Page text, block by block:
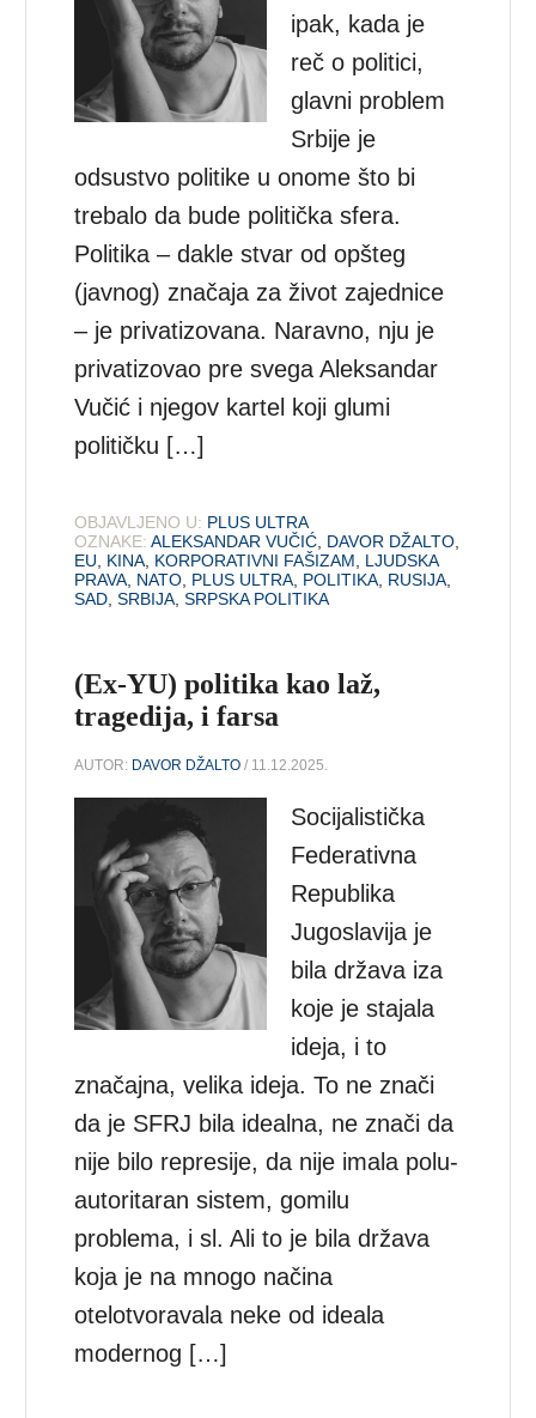
ipak, kada je
reč o politici,
glavni problem
Srbije je
odsustvo politike u onome što bi
trebalo da bude politička sfera.
Politika – dakle stvar od opšteg
(javnog) značaja za život zajednice
– je privatizovana. Naravno, nju je
privatizovao pre svega Aleksandar
Vučić i njegov kartel koji glumi
političku […]
OBJAVLJENO U: PLUS ULTRA
OZNAKE: ALEKSANDAR VUČIĆ DAVOR DŽALTO
EU
KINA KORPORATIVNI FAŠIZAM
LJUDSKA
PRAVA NATO PLUS ULTRA POLITIKA RUSIJA
SAD ,SRBIJA ,SRPSKA POLITIKA
(Ex-YU) politika kao laž,
tragedija, i farsa
AUTOR: DAVOR DŽALTO / 11.12.2025.
Socijalistička
Federativna
Republika
Jugoslavija je
bila država iza
koje je stajala
ideja, i to
značajna, velika ideja. To ne znači
da je SFRJ bila idealna, ne znači da
nije bilo represije, da nije imala polu-
autoritaran sistem, gomilu
problema, i sl. Ali to je bila država
koja je na mnogo načina
otelotvoravala neke od ideala
modernog […]